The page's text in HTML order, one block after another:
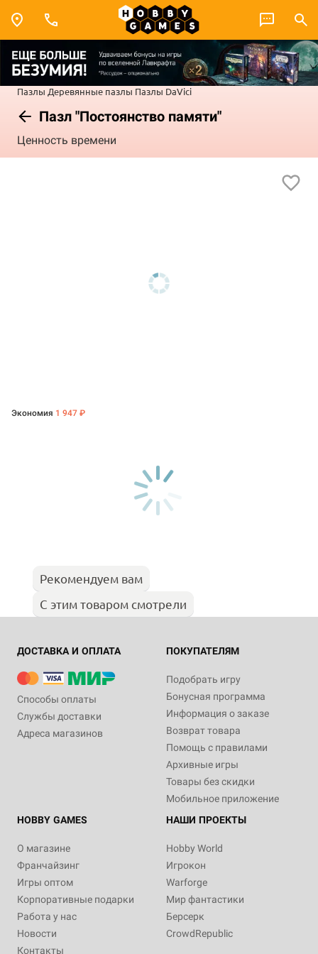
Пазлы Деревянные пазлы Пазлы DaVici
Пазл "Постоянство памяти"
Ценность времени
Экономия 1 947 ₽
Рекомендуем вам
С этим товаром смотрели
ДОСТАВКА И ОПЛАТА
Способы оплаты
Службы доставки
Адреса магазинов
ПОКУПАТЕЛЯМ
Подобрать игру
Бонусная программа
Информация о заказе
Возврат товара
Помощь с правилами
Архивные игры
Товары без скидки
Мобильное приложение
HOBBY GAMES
О магазине
Франчайзинг
Игры оптом
Корпоративные подарки
Работа у нас
Новости
Контакты
НАШИ ПРОЕКТЫ
Hobby World
Игрокон
Warforge
Мир фантастики
Берсерк
CrowdRepublic